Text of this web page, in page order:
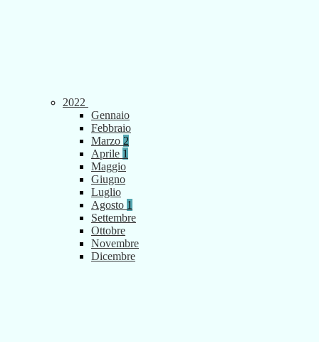
2022
Gennaio
Febbraio
Marzo 2
Aprile 1
Maggio
Giugno
Luglio
Agosto 1
Settembre
Ottobre
Novembre
Dicembre